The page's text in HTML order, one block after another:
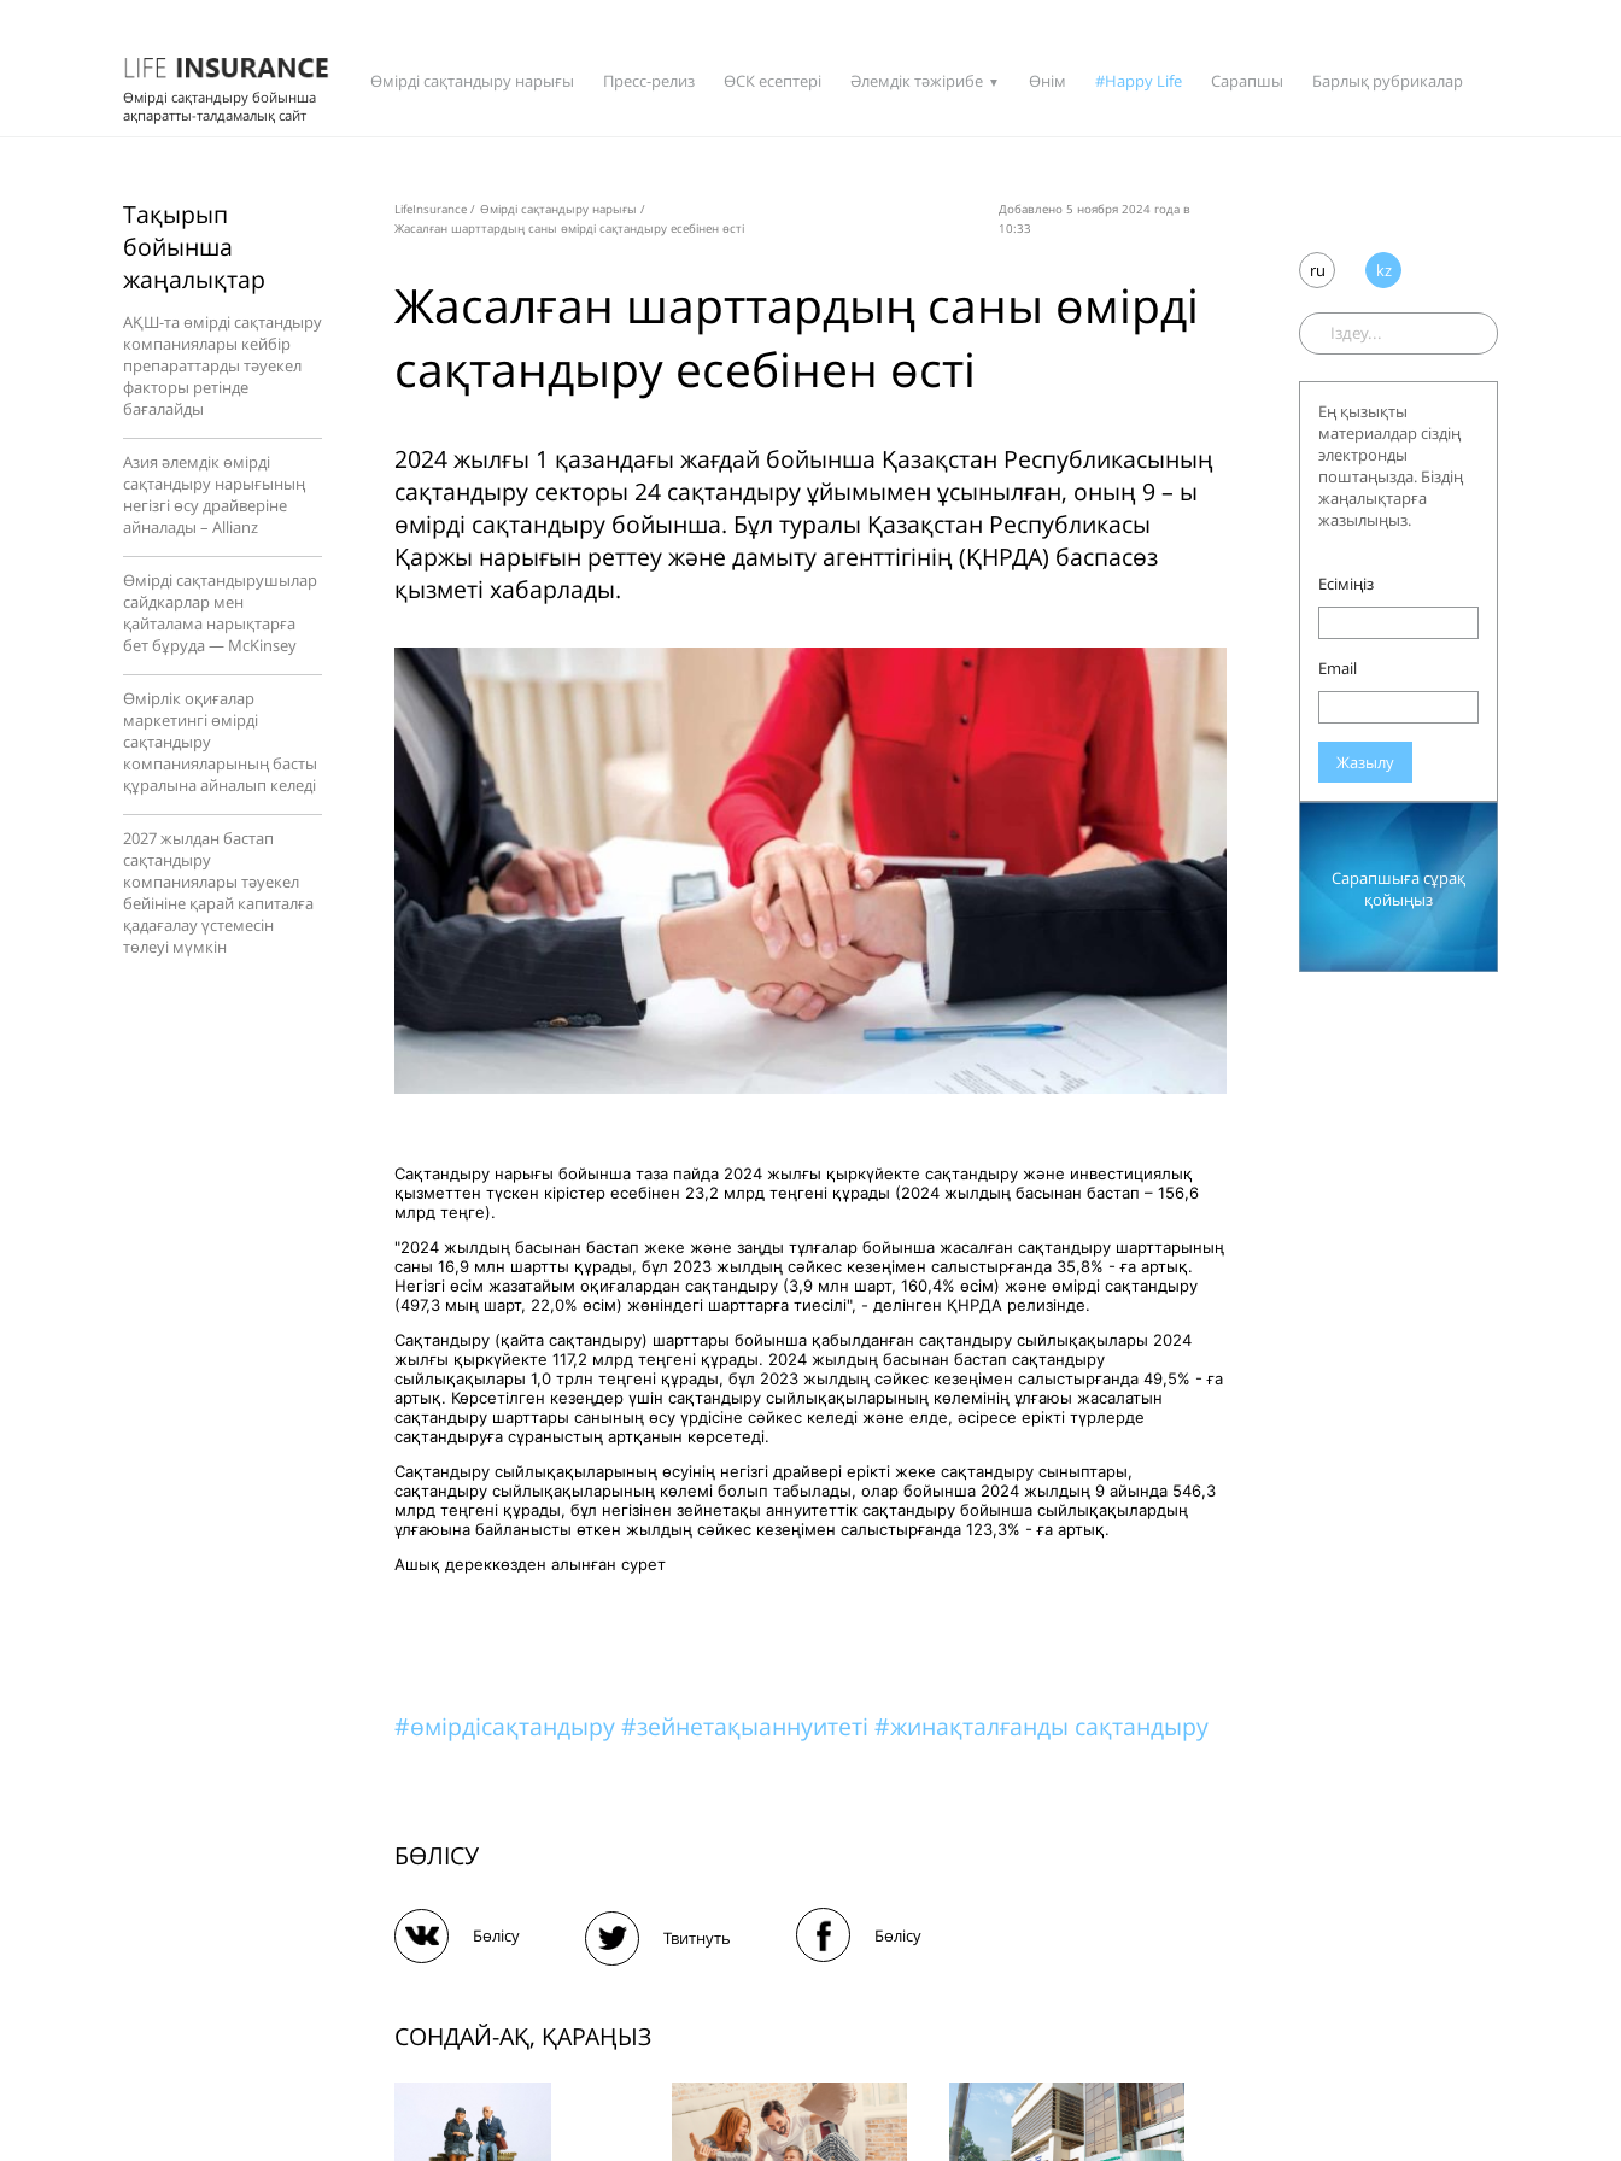
Өмірді сақтандыру бойынша
ақпаратты-талдамалық сайт
Өмірді сақтандыру нарығы Пресс-релиз ӨСК есептері Әлемдік тәжірибе ▼ Өнім #Happy Life Сарапшы Барлық рубрикалар
Тақырып
бойынша
жаңалықтар
АҚШ-та өмірді сақтандыру
компаниялары кейбір
препараттарды тәуекел
факторы ретінде
бағалайды
Азия әлемдік өмірді
сақтандыру нарығының
негізгі өсу драйверіне
айналады – Allianz
Өмірді сақтандырушылар
сайдкарлар мен
қайталама нарықтарға
бет бұруда — McKinsey
Өмірлік оқиғалар
маркетингі өмірді
сақтандыру
компанияларының басты
құралына айналып келеді
2027 жылдан бастап
сақтандыру
компаниялары тәуекел
бейініне қарай капиталға
қадағалау үстемесін
төлеуі мүмкін
LifeInsurance / Өмірді сақтандыру нарығы /
Жасалған шарттардың саны өмірді сақтандыру есебінен өсті
Добавлено 5 ноября 2024 года в
10:33
Жасалған шарттардың саны өмірді
сақтандыру есебінен өсті
2024 жылғы 1 қазандағы жағдай бойынша Қазақстан Республикасының
сақтандыру секторы 24 сақтандыру ұйымымен ұсынылған, оның 9 – ы
өмірді сақтандыру бойынша. Бұл туралы Қазақстан Республикасы
Қаржы нарығын реттеу және дамыту агенттігінің (ҚНРДА) баспасөз
қызметі хабарлады.
Сақтандыру нарығы бойынша таза пайда 2024 жылғы қыркүйекте сақтандыру және инвестициялық
қызметтен түскен кірістер есебінен 23,2 млрд теңгені құрады (2024 жылдың басынан бастап – 156,6
млрд теңге).
"2024 жылдың басынан бастап жеке және заңды тұлғалар бойынша жасалған сақтандыру шарттарының
саны 16,9 млн шартты құрады, бұл 2023 жылдың сәйкес кезеңімен салыстырғанда 35,8% - ға артық.
Негізгі өсім жазатайым оқиғалардан сақтандыру (3,9 млн шарт, 160,4% өсім) және өмірді сақтандыру
(497,3 мың шарт, 22,0% өсім) жөніндегі шарттарға тиесілі", - делінген ҚНРДА релизінде.
Сақтандыру (қайта сақтандыру) шарттары бойынша қабылданған сақтандыру сыйлықақылары 2024
жылғы қыркүйекте 117,2 млрд теңгені құрады. 2024 жылдың басынан бастап сақтандыру
сыйлықақылары 1,0 трлн теңгені құрады, бұл 2023 жылдың сәйкес кезеңімен салыстырғанда 49,5% - ға
артық. Көрсетілген кезеңдер үшін сақтандыру сыйлықақыларының көлемінің ұлғаюы жасалатын
сақтандыру шарттары санының өсу үрдісіне сәйкес келеді және елде, әсіресе ерікті түрлерде
сақтандыруға сұраныстың артқанын көрсетеді.
Сақтандыру сыйлықақыларының өсуінің негізгі драйвері ерікті жеке сақтандыру сыныптары,
сақтандыру сыйлықақыларының көлемі болып табылады, олар бойынша 2024 жылдың 9 айында 546,3
млрд теңгені құрады, бұл негізінен зейнетақы аннуитеттік сақтандыру бойынша сыйлықақылардың
ұлғаюына байланысты өткен жылдың сәйкес кезеңімен салыстырғанда 123,3% - ға артық.
Ашық дереккөзден алынған сурет
#өмірдісақтандыру#зейнетақыаннуитеті #жинақталғанды сақтандыру
БӨЛІСУ
Бөлісу Твитнуть Бөлісу
СОНДАЙ-АҚ, ҚАРАҢЫЗ
ru kz
Ең қызықты
материалдар сіздің
электронды
поштаңызда. Біздің
жаңалықтарға
жазылыңыз.
Есіміңіз
Email
Жазылу
Сарапшыға сұрақ
қойыңыз